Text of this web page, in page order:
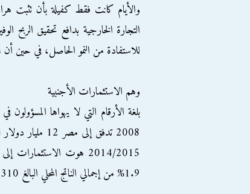
والأيام كانت فقط كفيلة بأن تثبت
التجارة الخارجية بدافع تحقيق الربح
للاستفادة من النمو الحاصل، في حين
وهم الاستثمارات الأجنبية
1.9% من إجمالي الناتج المحلي البالغ 310 مليارات دولار.